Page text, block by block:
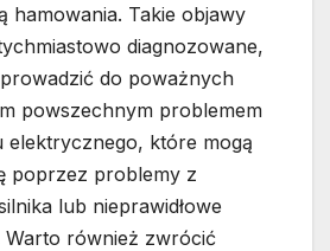
hamowania. Takie objawy
diagnozowane,
do poważnych
powszechnym problemem
elektrycznego, które mogą
poprzez problemy z
lub nieprawidłowe
Warto również zwrócić